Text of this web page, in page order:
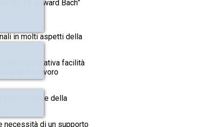
del Dr. Edward Bach”
in molti aspetti della
con relativa facilità
nel lavoro
emozionale della
necessità di un supporto